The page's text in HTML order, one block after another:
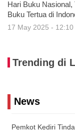
Hari Buku Nasional,
Buku Tertua di
17 May 2025 - 12:10
Trending di
News
Pemkot Kediri